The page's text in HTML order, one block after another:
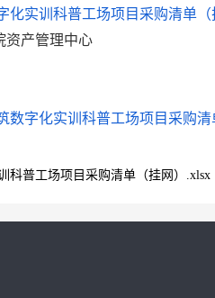
化实训科普工场项目采购清单
资产管理中心
数字化实训科普工场项目采购
科普工场项目采购清单（挂网）.xlsx